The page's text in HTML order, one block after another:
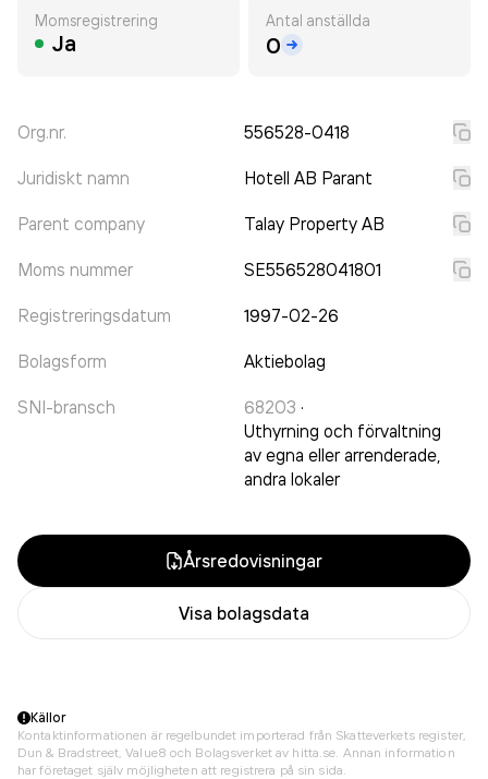
Momsregistrering
Ja
Antal anställda
0
Org.nr. 556528-0418
Juridiskt namn Hotell AB Parant
Parent company Talay Property AB
Moms nummer SE556528041801
Registreringsdatum 1997-02-26
Bolagsform Aktiebolag
SNI-bransch 68203 ·
Uthyrning och förvaltning
av egna eller arrenderade,
andra lokaler
Årsredovisningar
Visa bolagsdata
Källor
Kontaktinformationen är regelbundet importerad från Skatteverkets register,
Dun & Bradstreet, Value8 och Bolagsverket av hitta.se. Annan information
har företaget själv möjligheten att registrera på sin sida.